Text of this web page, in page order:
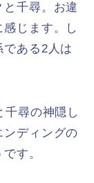
千尋。お違
じます。し
ある2人は
千尋の神隠し
ディングの
す。